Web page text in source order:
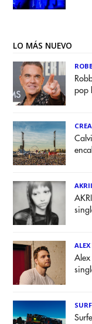
LO MÁS NUEVO
pop
Alex